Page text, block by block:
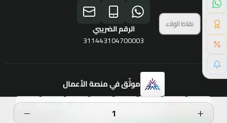
الرقم الضريبي
311443104700003
موثّق في منصة الأعمالبرنامج الولاء
نقاط الولاء